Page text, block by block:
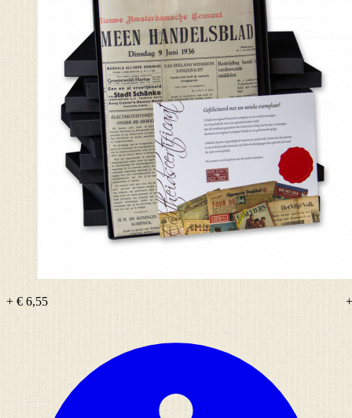
+ € 6,55